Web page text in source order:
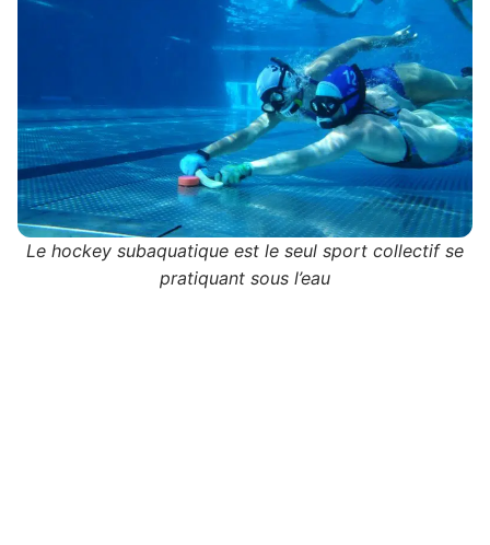
Le hockey subaquatique est le seul sport collectif se
pratiquant sous l’eau